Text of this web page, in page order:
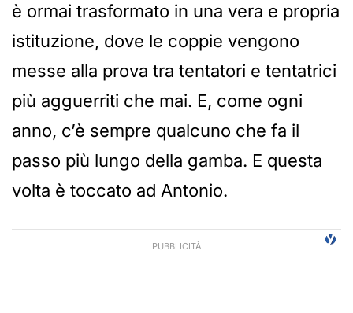
è ormai trasformato in una vera e propria
istituzione, dove le coppie vengono
messe alla prova tra tentatori e tentatrici
più agguerriti che mai. E, come ogni
anno, c’è sempre qualcuno che fa il
passo più lungo della gamba. E questa
volta è toccato ad Antonio.